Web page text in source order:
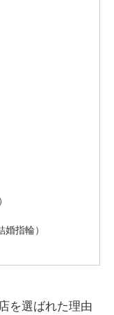
指輪）
を選ばれた理由